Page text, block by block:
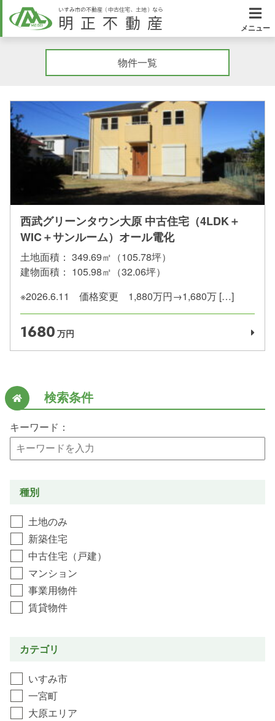
いすみ市の不動産（中古住宅、土地）なら
明正不動産 メニュー
物件一覧
検索条件
キーワード：
種別
土地のみ
新築住宅
中古住宅（戸建）
マンション
事業用物件
賃貸物件
カテゴリ
いすみ市
一宮町
大原エリア
西武グリーンタウン大原 中古住宅（4LDK＋
WIC＋サンルーム）オール電化
土地面積： 349.69㎡（105.78坪）
建物面積： 105.98㎡（32.06坪）
※2026.6.11 価格変更 1,880万円→1,680万 […]
1680万円